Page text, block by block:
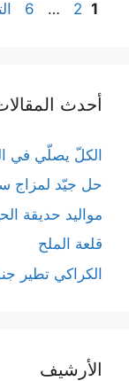
تصفّح
Page
1
Page
2
…
Page
6
أحدث
الكلّ يصلّي في
حل جيّد لمزاج
مواليد حديقة
قلعة الملح
الكراكي تطير
الأرشيف